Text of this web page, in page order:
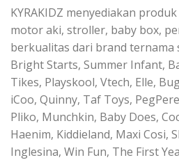
KYRAKIDZ menyediakan
motor aki, stroller, baby box,
berkualitas dari brand ternama
Bright Starts, Summer Infant,
Tikes, Playskool, Vtech, Elle,
iCoo, Quinny, Taf Toys,
Pliko, Munchkin, Baby Does,
Haenim, Kiddieland, Maxi Cosi,
Inglesina, Win Fun, The First